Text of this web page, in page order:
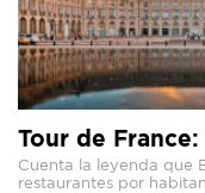
Tour de
Cuenta la leyenda que
restaurantes por